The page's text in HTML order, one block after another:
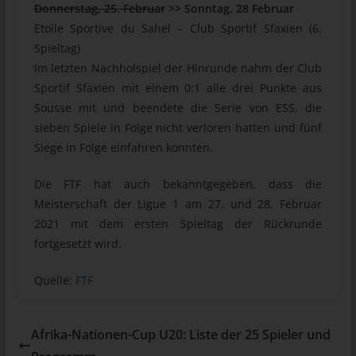
Donnerstag, 25. Februar>> Sonntag, 28 Februar
Etoile Sportive du Sahel – Club Sportif Sfaxien (6.
Spieltag)
Im letzten Nachholspiel der Hinrunde nahm der Club
Sportif Sfaxien mit einem 0:1 alle drei Punkte aus
Sousse mit und beendete die Serie von ESS, die
sieben Spiele in Folge nicht verloren hatten und fünf
Siege in Folge einfahren konnten.
Die FTF hat auch bekanntgegeben, dass die
Meisterschaft der Ligue 1 am 27. und 28. Februar
2021 mit dem ersten Spieltag der Rückrunde
fortgesetzt wird.
Quelle: FTF
Afrika-Nationen-Cup U20: Liste der 25 Spieler und
Personen, die unter der unmittelbaren Verantwortung des
Verantwortlichen oder des Auftragsverarbeiters befugt sind, die
personenbezogenen Daten zu verarbeiten.
k) Einwilligung
Einwilligung ist jede von der betroffenen Person freiwillig für den
abgegebene Willensbekundung in Form einer Erklärung oder
einer sonstigen eindeutigen bestätigenden Handlung, mit der
Verarbeitung der sie betreffenden personenbezogenen Daten
einverstanden ist.
Name und Anschrift des für die
geltenden Datenschutzgesetze und anderer Bestimmungen mit
datenschutzrechtlichem Charakter ist: